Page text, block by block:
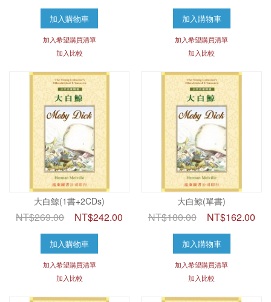
加入購物車
加入希望購買清單
加入比較
加入購物車
加入希望購買清單
加入比較
大白鯨(1書+2CDs)
NT$269.00 NT$242.00
加入購物車
加入希望購買清單
加入比較
大白鯨(單書)
NT$180.00 NT$162.00
加入購物車
加入希望購買清單
加入比較